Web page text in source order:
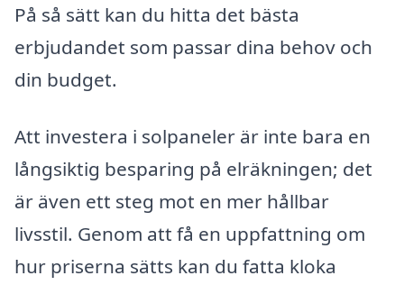
På så sätt kan du hitta det bästa
erbjudandet som passar dina behov och
din budget.
Att investera i solpaneler är inte bara en
långsiktig besparing på elräkningen; det
är även ett steg mot en mer hållbar
livsstil. Genom att få en uppfattning om
hur priserna sätts kan du fatta kloka